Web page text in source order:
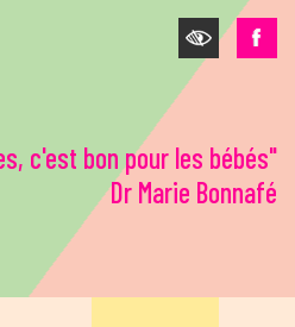
c'est bon pour les bébés"
Dr Marie Bonnafé